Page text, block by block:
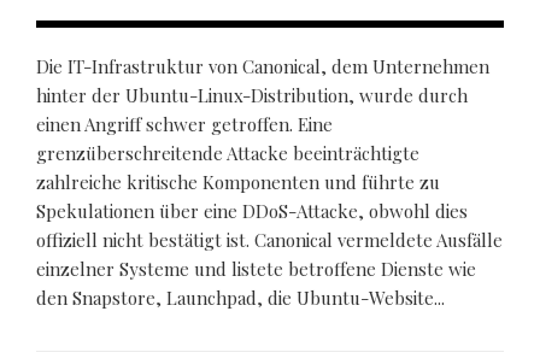
Die IT-Infrastruktur von Canonical, dem Unternehmen
hinter der Ubuntu-Linux-Distribution, wurde durch
einen Angriff schwer getroffen. Eine
grenzüberschreitende Attacke beeinträchtigte
zahlreiche kritische Komponenten und führte zu
Spekulationen über eine DDoS-Attacke, obwohl dies
offiziell nicht bestätigt ist. Canonical vermeldete Ausfälle
einzelner Systeme und listete betroffene Dienste wie
den Snapstore, Launchpad, die Ubuntu-Website...